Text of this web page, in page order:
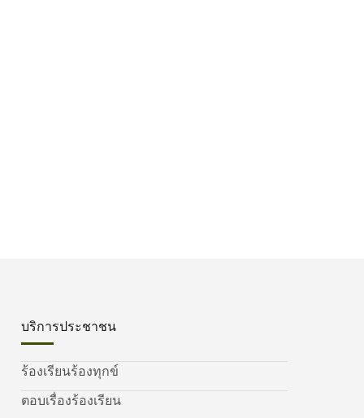
บริการประชาชน
ร้องเรียนร้องทุกข์
ตอบเรื่องร้องเรียน